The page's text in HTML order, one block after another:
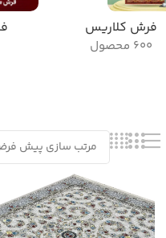
فرش کلاریس
600 محصول